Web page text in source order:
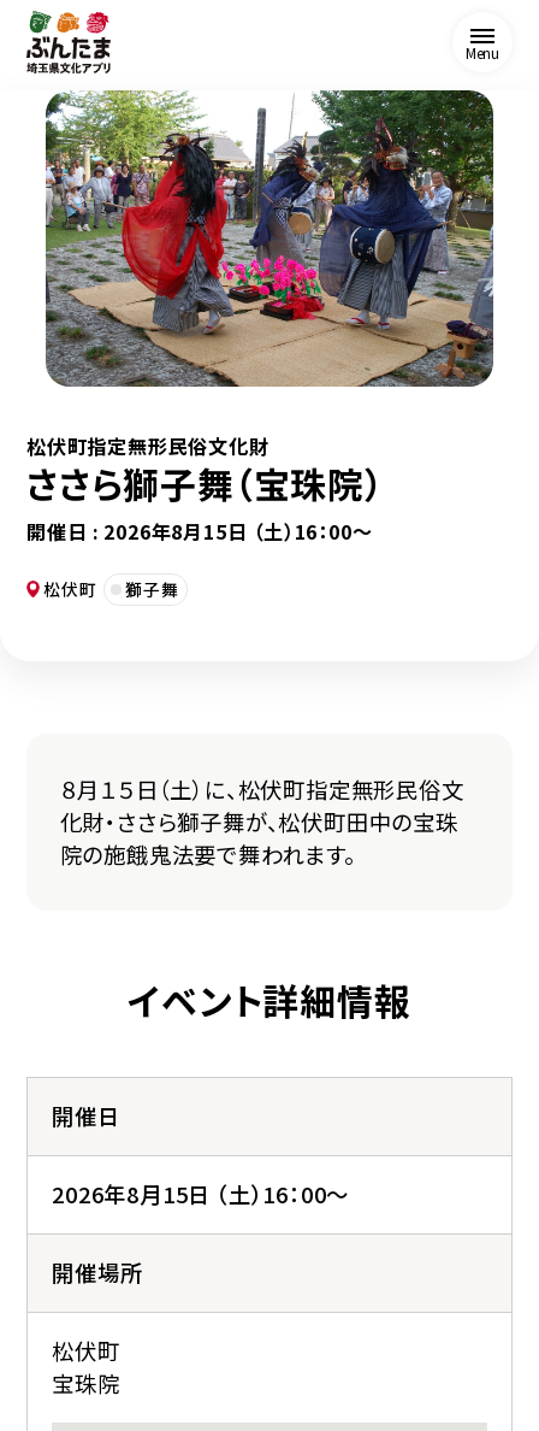
Menu
松伏町指定無形民俗文化財
ささら獅子舞（宝珠院）
開催日 : 2026年8月15日 （土）16：00～
松伏町 獅子舞
８月１５日（土）に、松伏町指定無形民俗文
化財・ささら獅子舞が、松伏町田中の宝珠
院の施餓鬼法要で舞われます。
イベント詳細情報
開催日
2026年8月15日 （土）16：00～
開催場所
松伏町
宝珠院